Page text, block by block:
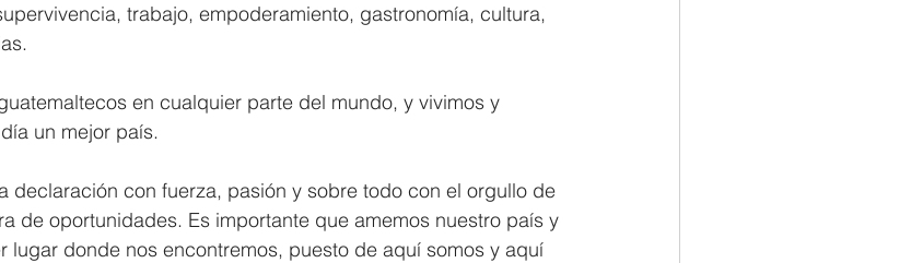
trabajo, empoderamiento, gastronomía, cultura,
en cualquier parte del mundo, y vivimos y
un mejor país.
declaración con fuerza, pasión y sobre todo con el orgullo de
de oportunidades. Es importante que amemos nuestro país y
lugar donde nos encontremos, puesto de aquí somos y aquí